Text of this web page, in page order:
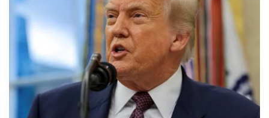
Khởi nghiệp
Tiêu dùng
Tỷ giá
Chứng khoán
Giá cà phê